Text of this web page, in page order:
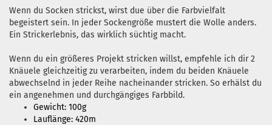
Wenn du Socken strickst, wirst due über die Farbvielfalt
begeistert sein. In jeder Sockengröße mustert die Wolle anders.
Ein Strickerlebnis, das wirklich süchtig macht.
Wenn du ein größeres Projekt stricken willst, empfehle ich dir 2
Knäuele gleichzeitig zu verarbeiten, indem du beiden Knäuele
abwechselnd in jeder Reihe nacheinander stricken. So erhälst du
ein angenehmen und durchgängiges Farbbild.
Gewicht: 100g
Lauflänge: 420m